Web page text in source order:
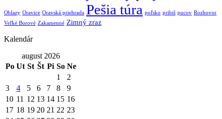
Oblazy Oravice Oravská priehrada Pešia túra poľsko pribiš pucov Rozhovor
Veľké Borové Zakamenné Zimný zraz
Kalendár
august 2026
Po Ut St Št Pi So Ne
1
2
3
4 5 6 7 8
9
10 11 12 13 14 15 16
17 18 19 20 21 22 23